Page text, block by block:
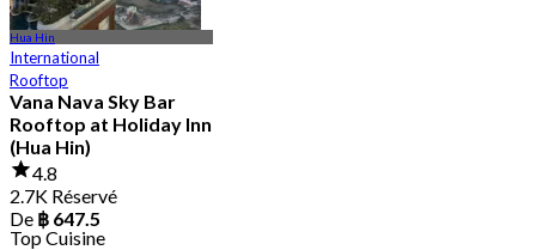
Hua Hin
International
Rooftop
Vana Nava Sky Bar
Rooftop at Holiday Inn
(Hua Hin)
4.8
2.7K Réservé
De ฿ 647.5
Top Cuisine